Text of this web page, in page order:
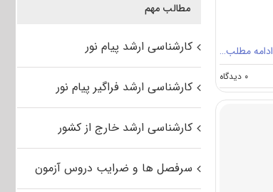
ادامه مطلب…
۰ دیدگاه
on
پذیرش
دانشجویان
آزمون
دانشگاه
مطالب مهم
کارشناسی ارشد پیام نور
کارشناسی ارشد فراگیر پیام نور
کارشناسی ارشد خارج از کشور
سرفصل ها و ضرایب دروس آزمون